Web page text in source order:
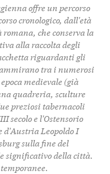
offre un percorso
cronologico, dall'età
che conserva la
alla raccolta degli
riguardanti gli
tra i numerosi
medievale (già
quadreria, sculture
preziosi tabernacoli
secolo e l'Ostensorio
Leopoldo I
sulla fine del
significativo della città.